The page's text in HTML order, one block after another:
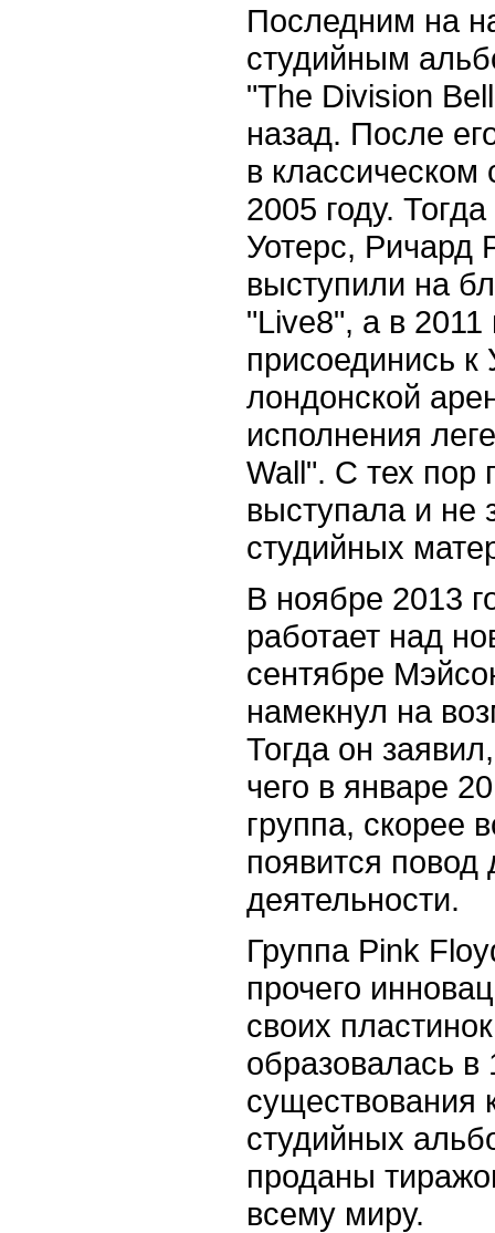
Последним на
студийным
"The Division
назад. После
в классическом
2005 году.
Уотерс, Ричард
выступили на
"Live8", а в
присоединись к
лондонской
исполнения
Wall". С тех пор
выступала и не
студийных
В ноябре 2013
работает над
сентябре
намекнул на
Тогда он
чего в январе
группа, скорее
появится повод
деятельности.
Группа Pink
прочего
своих
образовалась в
существования
студийных
проданы
всему миру.